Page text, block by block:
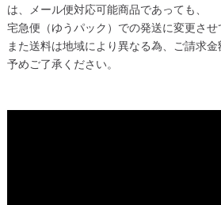
は、メール便対応可能商品であっても、
宅急便（ゆうパック）での発送に変更させ
また送料は地域により異なる為、ご請求金
予めご了承ください。